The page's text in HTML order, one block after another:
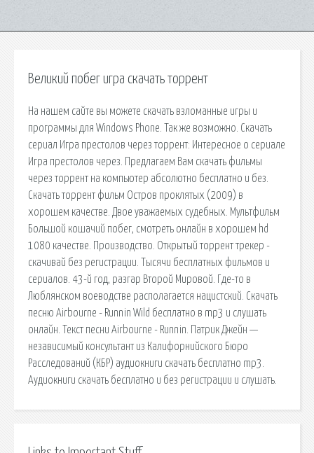
Великий побег игра скачать торрент
На нашем сайте вы можете скачать взломанные игры и
программы для Windows Phone. Так же возможно. Скачать
сериал Игра престолов через торрент: Интересное о сериале
Игра престолов через. Предлагаем Вам скачать фильмы
через торрент на компьютер абсолютно бесплатно и без.
Скачать торрент фильм Остров проклятых (2009) в
хорошем качестве. Двое уважаемых судебных. Мультфильм
Большой кошачий побег, смотреть онлайн в хорошем hd
1080 качестве. Производство. Открытый торрент трекер -
скачивай без регистрации. Тысячи бесплатных фильмов и
сериалов. 43-й год, разгар Второй Мировой. Где-то в
Люблянском воеводстве располагается нацистский. Скачать
песню Airbourne - Runnin Wild бесплатно в mp3 и слушать
онлайн. Текст песни Airbourne - Runnin. Патрик Джейн —
независимый консультант из Калифорнийского Бюро
Расследований (КБР) аудиокниги скачать бесплатно mp3.
Аудиокниги скачать бесплатно и без регистрации и слушать.